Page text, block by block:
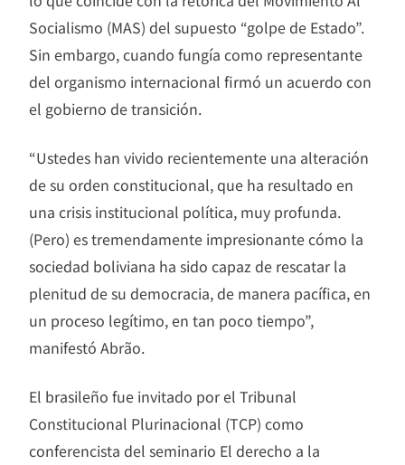
Socialismo (MAS) del supuesto “golpe de Estado”.
Sin embargo, cuando fungía como representante
del organismo internacional firmó un acuerdo con
el gobierno de transición.
“Ustedes han vivido recientemente una alteración
de su orden constitucional, que ha resultado en
una crisis institucional política, muy profunda.
(Pero) es tremendamente impresionante cómo la
sociedad boliviana ha sido capaz de rescatar la
plenitud de su democracia, de manera pacífica, en
un proceso legítimo, en tan poco tiempo”,
manifestó Abrão.
El brasileño fue invitado por el Tribunal
Constitucional Plurinacional (TCP) como
conferencista del seminario El derecho a la